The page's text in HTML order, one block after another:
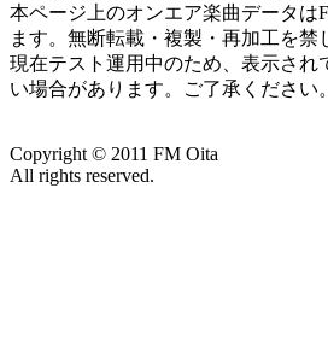
本ページ上のオンエア楽曲データは
ます。無断転載・複製・再加工を禁
現在テスト運用中のため、表示され
い場合があります。ご了承ください。
Copyright © 2011 FM Oita
All rights reserved.